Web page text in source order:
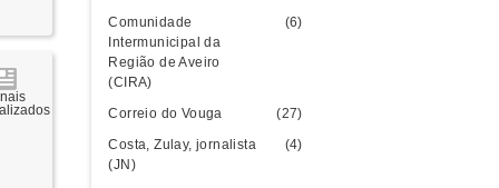
Comunidade
Intermunicipal da
Região de Aveiro
(CIRA)
(6)
Correio do Vouga
(27)
Costa, Zulay, jornalista
(JN)
(4)